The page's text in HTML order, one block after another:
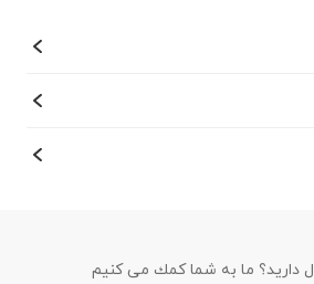
دارید؟ ما به شما كمك می كنیم